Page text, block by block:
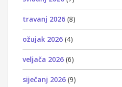
travanj 2026 (8)
ožujak 2026 (4)
veljača 2026 (6)
siječanj 2026 (9)